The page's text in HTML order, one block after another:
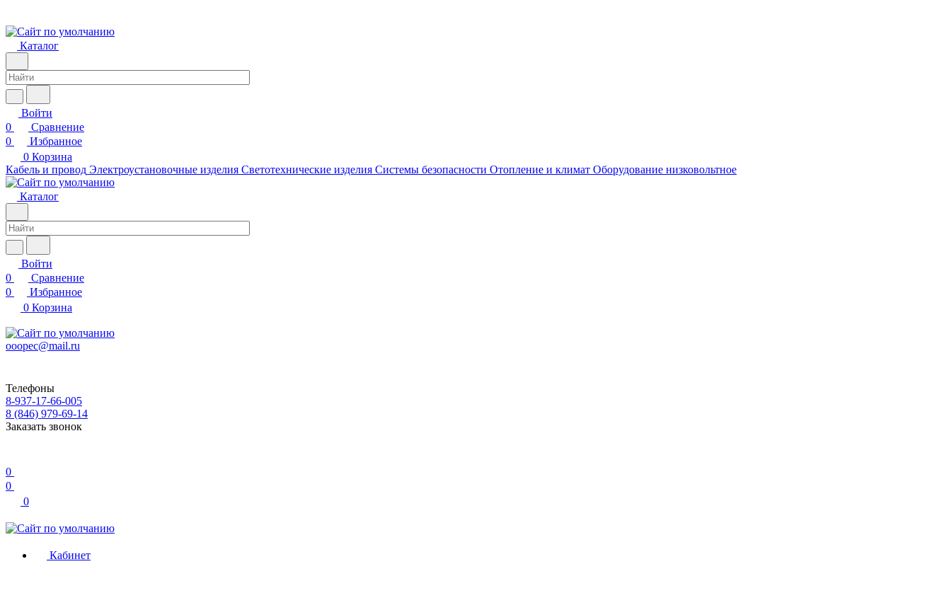
Каталог
Войти
0
Сравнение
0
Избранное
0 Корзина
Кабель и провод Электроустановочные изделия Светотехнические изделия Системы безопасности Отопление и климат Оборудование низковольтное
Каталог
Войти
0
Сравнение
0
Избранное
0 Корзина
ooopec@mail.ru
Телефоны
8-937-17-66-005
8 (846) 979-69-14
Заказать звонок
0
0
0
Кабинет